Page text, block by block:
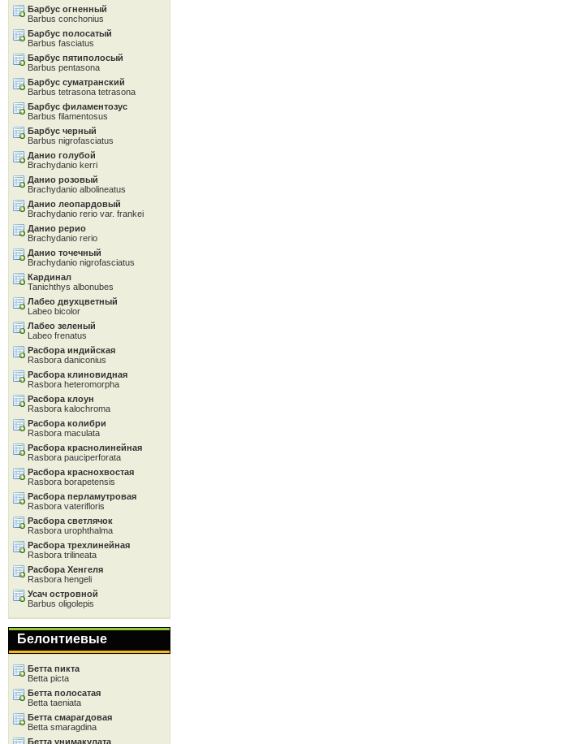
Барбус огненный
Barbus conchonius
Барбус полосатый
Barbus fasciatus
Барбус пятиполосый
Barbus pentasona
Барбус суматранский
Barbus tetrasona tetrasona
Барбус филаментозус
Barbus filamentosus
Барбус черный
Barbus nigrofasciatus
Данио голубой
Brachydanio kerri
Данио розовый
Brachydanio albolineatus
Данио леопардовый
Brachydanio rerio var. frankei
Данио рерио
Brachydanio rerio
Данио точечный
Brachydanio nigrofasciatus
Кардинал
Tanichthys albonubes
Лабео двухцветный
Labeo bicolor
Лабео зеленый
Labeo frenatus
Расбора индийская
Rasbora daniconius
Расбора клиновидная
Rasbora heteromorpha
Расбора клоун
Rasbora kalochroma
Расбора колибри
Rasbora maculata
Расбора краснолинейная
Rasbora pauciperforata
Расбора краснохвостая
Rasbora borapetensis
Расбора перламутровая
Rasbora vaterifloris
Расбора светлячок
Rasbora urophthalma
Расбора трехлинейная
Rasbora trilineata
Расбора Хенгеля
Rasbora hengeli
Усач островной
Barbus oligolepis
Белонтиевые
Бетта пикта
Betta picta
Бетта полосатая
Betta taeniata
Бетта смарагдовая
Betta smaragdina
Бетта унимакулата